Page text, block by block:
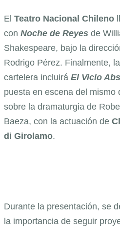
El Teatro Nacional Chileno
con Noche de Reyes de
Shakespeare, bajo la
Rodrigo Pérez. Finalmente, la
cartelera incluirá El Vicio
puesta en escena del mismo
sobre la dramaturgia de
Baeza, con la actuación de
di Girolamo.
Durante la presentación, se
la importancia de seguir